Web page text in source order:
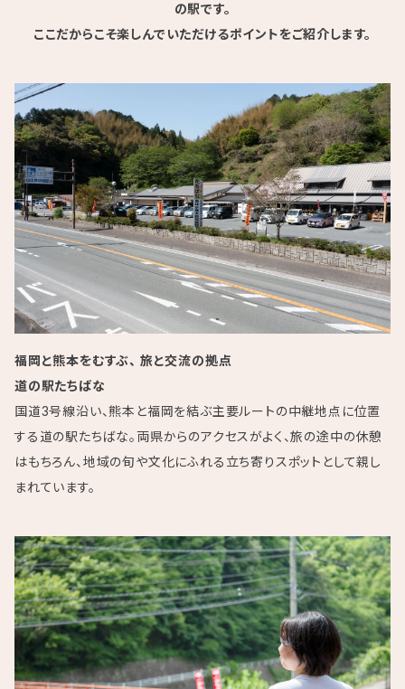
の駅です。
ここだからこそ楽しんでいただけるポイントをご紹介します。
福岡と熊本をむすぶ、 旅と交流の拠点
道の駅たちばな
国道3号線沿い、熊本と福岡を結ぶ主要ルートの中継地点に位置
する道の駅たちばな。両県からのアクセスがよく、旅の途中の休憩
はもちろん、地域の旬や文化にふれる立ち寄りスポットとして親し
まれています。